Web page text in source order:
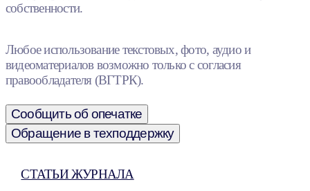
собственности.
Любое использование текстовых, фото, аудио и
видеоматериалов возможно только с согласия
правообладателя (ВГТРК).
Сообщить об опечатке
Обращение в техподдержку
СТАТЬИ ЖУРНАЛА